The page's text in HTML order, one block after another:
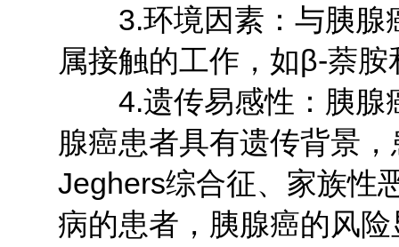
3.环境因素：与胰腺
属接触的工作，如β-萘
4.遗传易感性：胰腺
腺癌患者具有遗传背景
Jeghers综合征、家族性
病的患者，胰腺癌的风